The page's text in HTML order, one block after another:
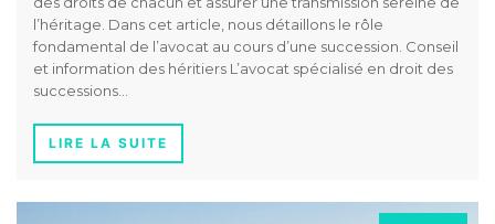
l’héritage. Dans cet article, nous détaillons le rôle
fondamental de l’avocat au cours d’une succession. Conseil
et information des héritiers L’avocat spécialisé en droit des
successions…
LIRE LA SUITE